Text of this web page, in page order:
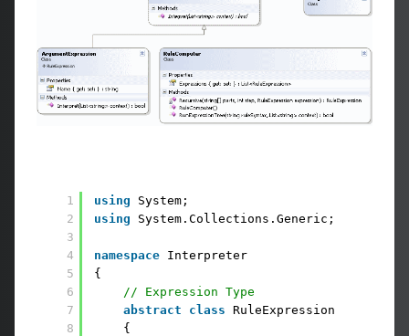
1
2
3
4
5
6
7
8
using
System;
using
System.Collections.Generic;
namespace Interpreter
{
// Expression Type
abstract
class RuleExpression
{